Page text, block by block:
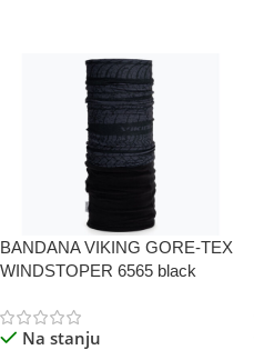
BANDANA VIKING GORE-TEX
WINDSTOPER 6565 black
Na stanju